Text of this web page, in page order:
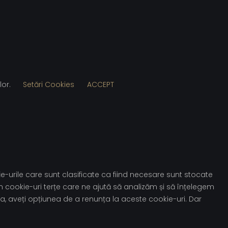
Setări Cookies ACCEPT
urile care sunt clasificate ca fiind necesare sunt stocate
uri terțe care ne ajută să analizăm și să înțelegem
aveți opțiunea de a renunța la aceste cookie-uri. Dar